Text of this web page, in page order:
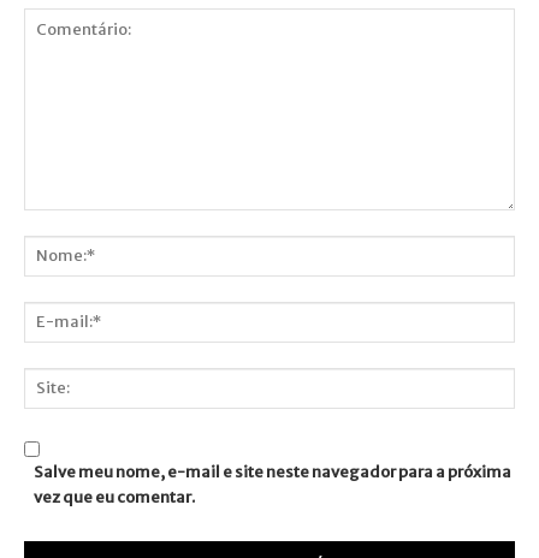
mail:*
Salve meu nome, e-mail e site neste navegador para a próxima
vez que eu comentar.